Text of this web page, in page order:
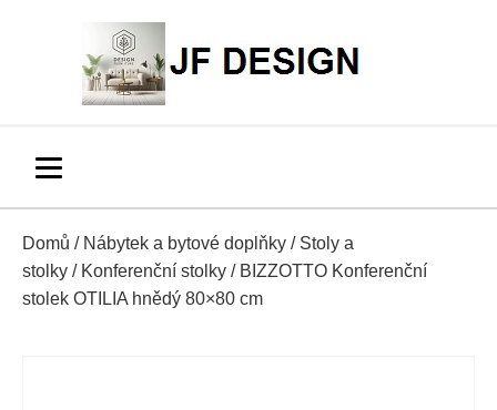
Domů / Nábytek a bytové doplňky / Stoly a
stolky / Konferenční stolky / BIZZOTTO Konferenční
stolek OTILIA hnědý 80×80 cm